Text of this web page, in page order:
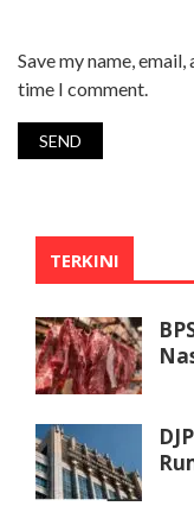
Save my name,
time I comment.
TERKINI